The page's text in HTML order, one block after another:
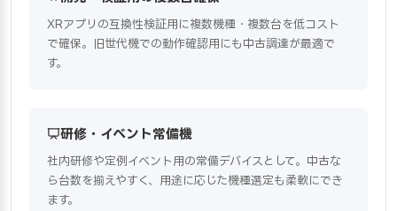
XRアプリの互換性検証用に複数機種・複数台を低コスト
で確保。旧世代機での動作確認用にも中古調達が最適で
す。
研修・イベント常備機
社内研修や定例イベント用の常備デバイスとして。中古な
ら台数を揃えやすく、用途に応じた機種選定も柔軟にでき
ます。